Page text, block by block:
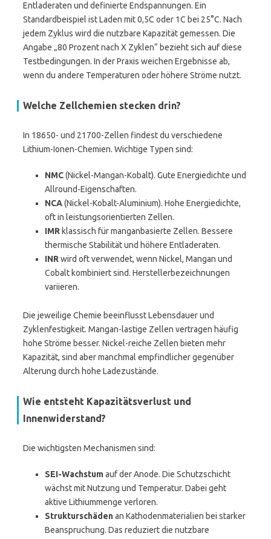
Entladeraten und definierte Endspannungen. Ein
Standardbeispiel ist Laden mit 0,5C oder 1C bei 25°C. Nach
jedem Zyklus wird die nutzbare Kapazität gemessen. Die
Angabe „80 Prozent nach X Zyklen“ bezieht sich auf diese
Testbedingungen. In der Praxis weichen Ergebnisse ab,
wenn du andere Temperaturen oder höhere Ströme nutzt.
Welche Zellchemien stecken drin?
In 18650- und 21700-Zellen findest du verschiedene
Lithium-Ionen-Chemien. Wichtige Typen sind:
NMC(Nickel-Mangan-Kobalt). Gute Energiedichte und
Allround-Eigenschaften.
NCA(Nickel-Kobalt-Aluminium). Hohe Energiedichte,
oft in leistungsorientierten Zellen.
IMR klassisch für manganbasierte Zellen. Bessere
thermische Stabilität und höhere Entladeraten.
INR wird oft verwendet, wenn Nickel, Mangan und
Cobalt kombiniert sind. Herstellerbezeichnungen
variieren.
Die jeweilige Chemie beeinflusst Lebensdauer und
Zyklenfestigkeit. Mangan-lastige Zellen vertragen häufig
hohe Ströme besser. Nickel-reiche Zellen bieten mehr
Kapazität, sind aber manchmal empfindlicher gegenüber
Alterung durch hohe Ladezustände.
Wie entsteht Kapazitätsverlust und
Innenwiderstand?
Die wichtigsten Mechanismen sind:
SEI-Wachstumauf der Anode. Die Schutzschicht
wächst mit Nutzung und Temperatur. Dabei geht
aktive Lithiummenge verloren.
Strukturschädenan Kathodenmaterialien bei starker
Beanspruchung. Das reduziert die nutzbare